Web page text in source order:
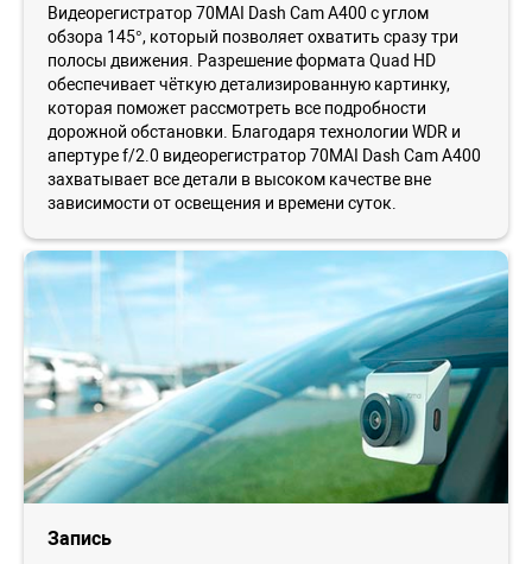
Видеорегистратор 70MAI Dash Cam A400 с углом
обзора 145°, который позволяет охватить сразу три
полосы движения. Разрешение формата Quad HD
обеспечивает чёткую детализированную картинку,
которая поможет рассмотреть все подробности
дорожной обстановки. Благодаря технологии WDR и
апертуре f/2.0 видеорегистратор 70MAI Dash Cam A400
захватывает все детали в высоком качестве вне
зависимости от освещения и времени суток.
Запись